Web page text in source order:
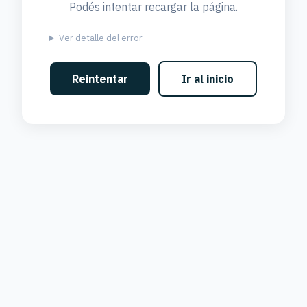
Podés intentar recargar la página.
Ver detalle del error
Reintentar Ir al inicio